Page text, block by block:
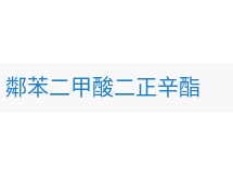
鄰苯二甲酸二正辛酯